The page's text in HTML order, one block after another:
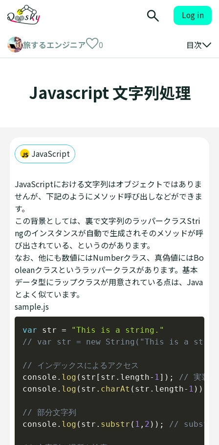
Log in
旅するエンジニア 0 目次
Javascript 文字列処理
JavaScript
JavaScriptにおける文字列はオブジェクトではありま
せんが、下記のようにメソッド呼び出しなどができま
す。
この背景としては、裏で文字列のラッパークラスStri
ngのインスタンスが自動で生成されそのメソッドが呼
び出されている、というのがあります。
なお、他にも数値にはNumberクラス、真偽値にはBo
oleanクラスというラッパークラスがあります。基本
データ型にラップクラスが用意されている点は、Java
とよく似ています。
sample.js
var str =
"This is a string."
// var str = new String("This is a
// インデックスによるアクセス
console . log ( str [ str . length- 1 ] ) ;
// 実装に
console . log ( str . charAt ( str . length- 1 ) )
// 部分文字列
console . log ( str . substr ( 1 , 2 ) ) ; //